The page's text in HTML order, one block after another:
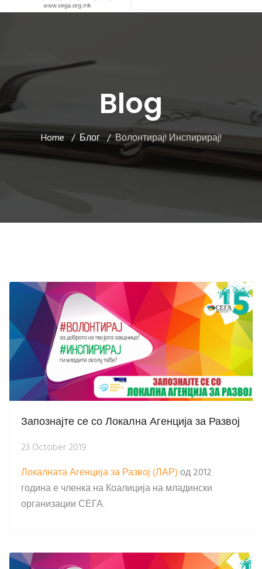
Blog
Home Блог Волонтирај! Инспирирај!
Запознајте се со Локална Агенција за Развој
23 October 2019
Локалната Агенција за Развој (ЛАР)од 2012
година е членка на Коалиција на младински
организации СЕГА.